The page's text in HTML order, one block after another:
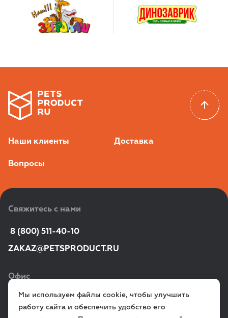
Наши клиенты Доставка
Вопросы
Свяжитесь с нами
8 (800) 511-40-10
ZAKAZ@PETSPRODUCT.RU
Офис
г. Санкт‑Петербург,
ул. Всеволода Вишневского, д. 12a
Мы используем файлы cookie, чтобы улучшить
работу сайта и обеспечить удобство его